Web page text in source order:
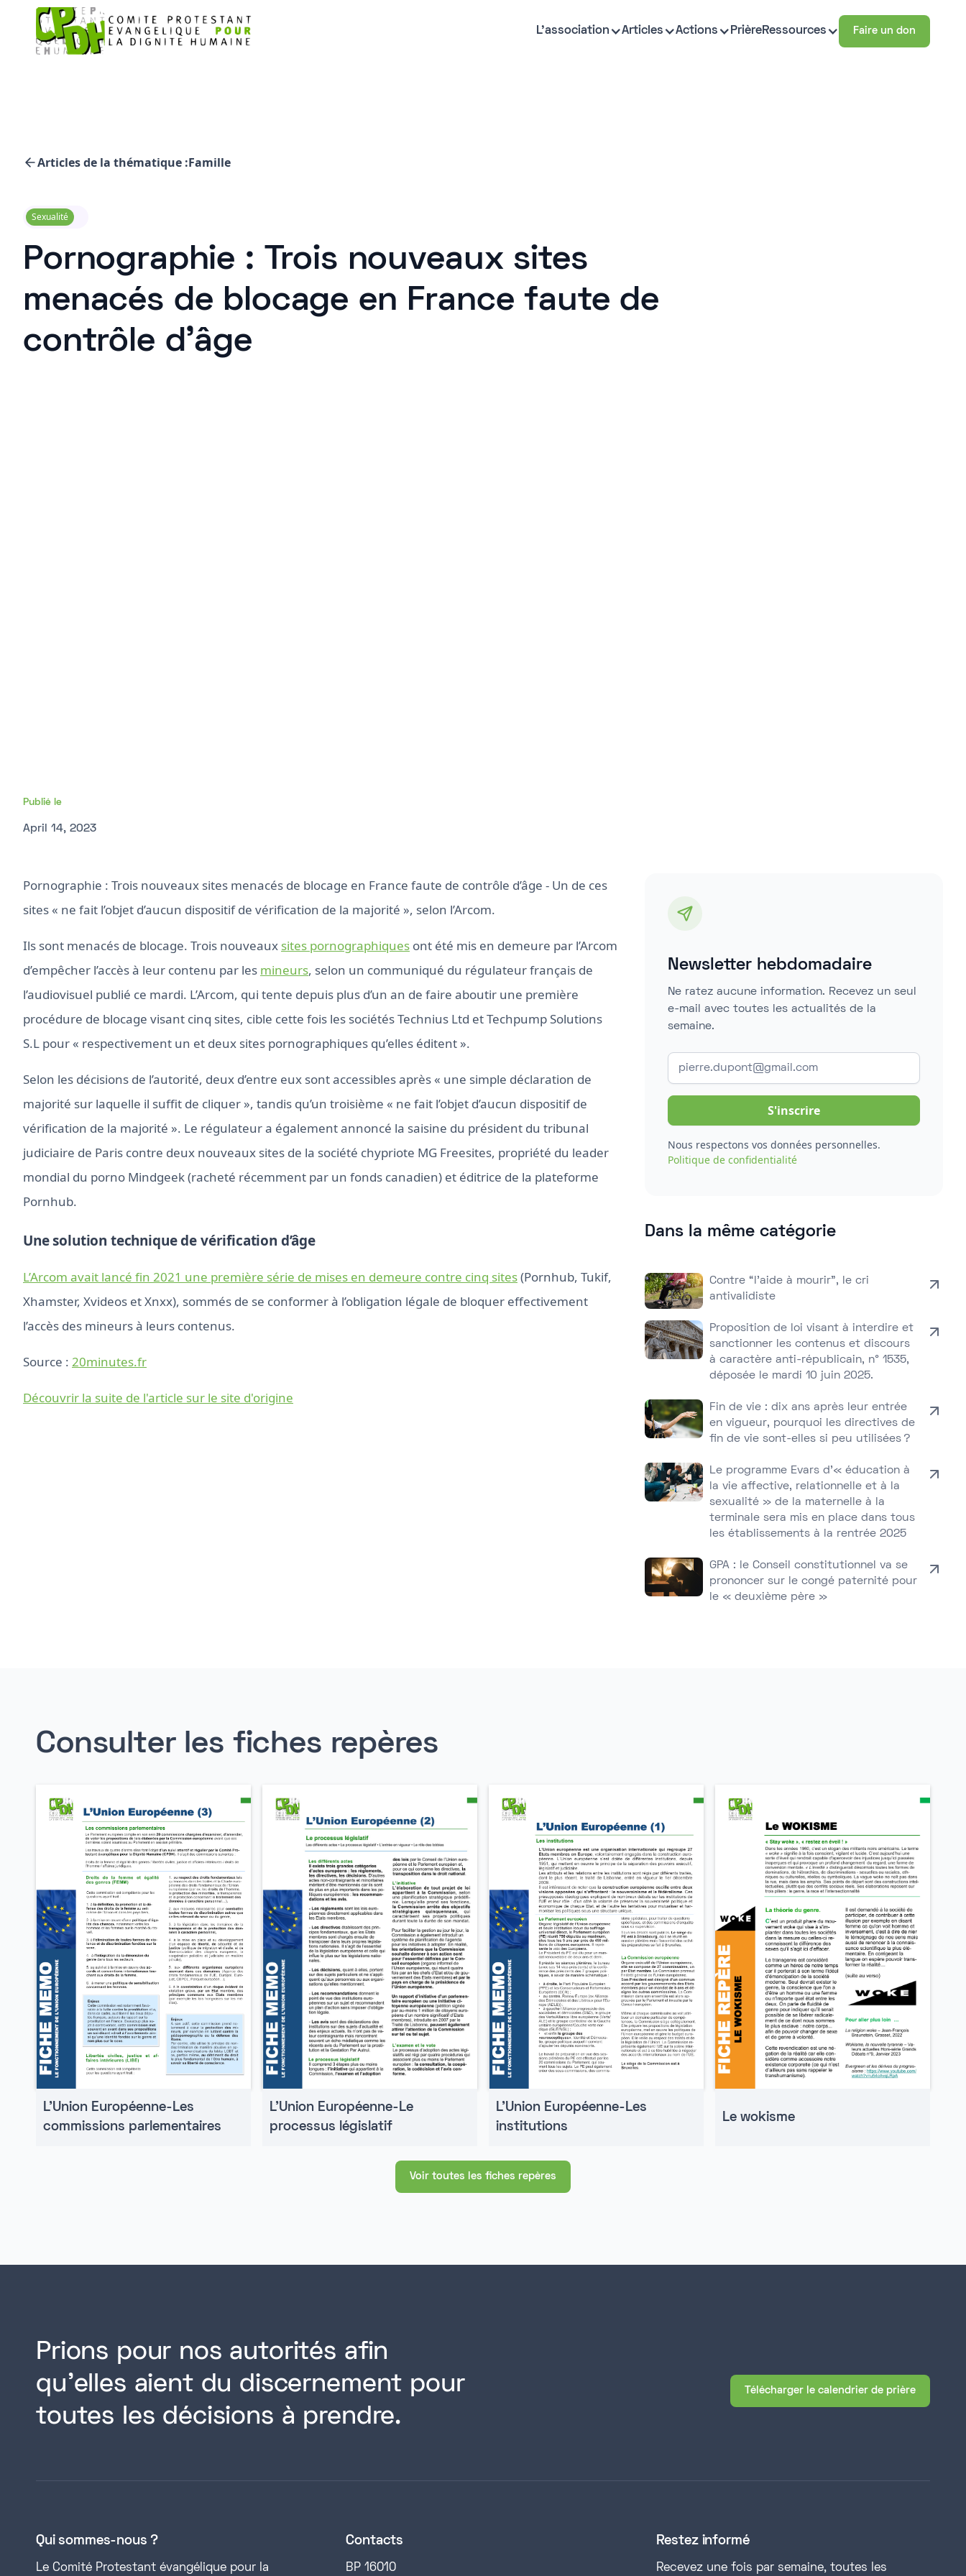
L'association Articles Actions PrièreRessources Faire un don
Articles de la thématique :Famille
Sexualité
Pornographie : Trois nouveaux sites
menacés de blocage en France faute de
contrôle d’âge
Publié le
April 14, 2023
Pornographie : Trois nouveaux sites menacés de blocage en France faute de contrôle d’âge - Un de ces
sites « ne fait l’objet d’aucun dispositif de vérification de la majorité », selon l’Arcom.
Ils sont menacés de blocage. Trois nouveaux sites pornographiques ont été mis en demeure par l’Arcom
d’empêcher l’accès à leur contenu par les mineurs, selon un communiqué du régulateur français de
l’audiovisuel publié ce mardi. L’Arcom, qui tente depuis plus d’un an de faire aboutir une première
procédure de blocage visant cinq sites, cible cette fois les sociétés Technius Ltd et Techpump Solutions
S.L pour « respectivement un et deux sites pornographiques qu’elles éditent ».
Selon les décisions de l’autorité, deux d’entre eux sont accessibles après « une simple déclaration de
majorité sur laquelle il suffit de cliquer », tandis qu’un troisième « ne fait l’objet d’aucun dispositif de
vérification de la majorité ». Le régulateur a également annoncé la saisine du président du tribunal
judiciaire de Paris contre deux nouveaux sites de la société chypriote MG Freesites, propriété du leader
mondial du porno Mindgeek (racheté récemment par un fonds canadien) et éditrice de la plateforme
Pornhub.
Une solution technique de vérification d’âge
L’Arcom avait lancé fin 2021 une première série de mises en demeure contre cinq sites(Pornhub, Tukif,
Xhamster, Xvideos et Xnxx), sommés de se conformer à l’obligation légale de bloquer effectivement
l’accès des mineurs à leurs contenus.
Source : 20minutes.fr
Découvrir la suite de l'article sur le site d'origine
Newsletter hebdomadaire
Ne ratez aucune information. Recevez un seul
e-mail avec toutes les actualités de la
semaine.
Nous respectons vos données personnelles.
Politique de confidentialité
Dans la même catégorie
Contre “l’aide à mourir”, le cri
antivalidiste
Proposition de loi visant à interdire et
sanctionner les contenus et discours
à caractère anti-républicain, n° 1535,
déposée le mardi 10 juin 2025.
Fin de vie : dix ans après leur entrée
en vigueur, pourquoi les directives de
fin de vie sont-elles si peu utilisées ?
Le programme Evars d’« éducation à
la vie affective, relationnelle et à la
sexualité » de la maternelle à la
terminale sera mis en place dans tous
les établissements à la rentrée 2025
GPA : le Conseil constitutionnel va se
prononcer sur le congé paternité pour
le « deuxième père »
Consulter les fiches repères
L'Union Européenne-Les
commissions parlementaires
L'Union Européenne-Le
processus législatif
L'Union Européenne-Les
institutions
Le wokisme
Voir toutes les fiches repères
Prions pour nos autorités afin
qu'elles aient du discernement pour
toutes les décisions à prendre.
Télécharger le calendrier de prière
Qui sommes-nous ?
Le Comité Protestant évangélique pour la
Contacts
BP 16010
Restez informé
Recevez une fois par semaine, toutes les